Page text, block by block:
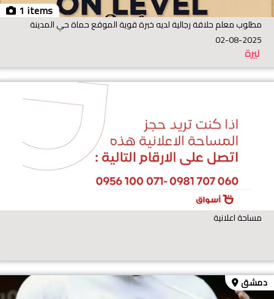
1 items
مطلوب معلم حلاقة رجالية لديه خبرة قوية الموقع حماة حي المدينة
02-08-2025
ليرة
مساحة اعلانية
دمشق